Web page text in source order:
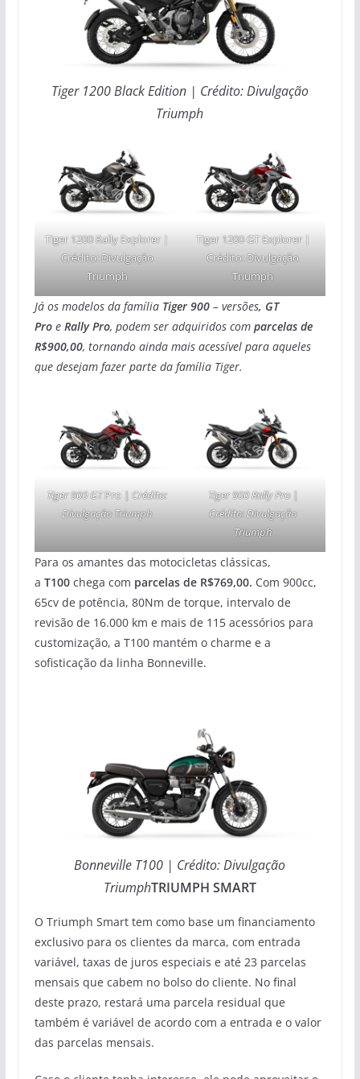
Tiger 1200 Black Edition | Crédito: Divulgação
Triumph
Tiger 1200 Rally Explorer |
Crédito: Divulgação
Triumph
Tiger 1200 GT Explorer |
Crédito: Divulgação
Triumph
Já os modelos da família Tiger 900– versões, GT
Proe Rally Pro, podem ser adquiridos com parcelas de
R$900,00, tornando ainda mais acessível para aqueles
que desejam fazer parte da família Tiger.
Tiger 900 GTPro | Crédito:
Divulgação Triumph
Tiger 900 Rally Pro |
Crédito: Divulgação
Triumph
Para os amantes das motocicletas clássicas,
a T100chega com parcelas de R$769,00. Com 900cc,
65cv de potência, 80Nm de torque, intervalo de
revisão de 16.000 km e mais de 115 acessórios para
customização, a T100 mantém o charme e a
sofisticação da linha Bonneville.
Bonneville T100 | Crédito: Divulgação
TriumphTRIUMPH SMART
O Triumph Smart tem como base um financiamento
exclusivo para os clientes da marca, com entrada
variável, taxas de juros especiais e até 23 parcelas
mensais que cabem no bolso do cliente. No final
deste prazo, restará uma parcela residual que
também é variável de acordo com a entrada e o valor
das parcelas mensais.